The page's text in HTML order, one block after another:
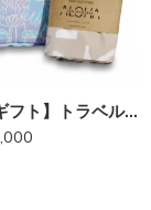
【ホリデーギフト】トラベルポーチ（パープル）× ヨガマットタオル（ピーチベージュ）